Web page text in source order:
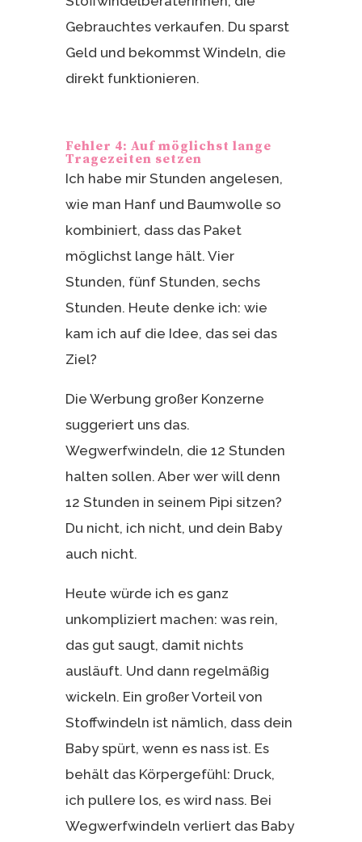
Gebrauchtes verkaufen. Du sparst
Geld und bekommst Windeln, die
direkt funktionieren.
Fehler 4: Auf möglichst lange
Tragezeiten setzen
Ich habe mir Stunden angelesen,
wie man Hanf und Baumwolle so
kombiniert, dass das Paket
möglichst lange hält. Vier
Stunden, fünf Stunden, sechs
Stunden. Heute denke ich: wie
kam ich auf die Idee, das sei das
Ziel?
Die Werbung großer Konzerne
suggeriert uns das.
Wegwerfwindeln, die 12 Stunden
halten sollen. Aber wer will denn
12 Stunden in seinem Pipi sitzen?
Du nicht, ich nicht, und dein Baby
auch nicht.
Heute würde ich es ganz
unkompliziert machen: was rein,
das gut saugt, damit nichts
ausläuft. Und dann regelmäßig
wickeln. Ein großer Vorteil von
Stoffwindeln ist nämlich, dass dein
Baby spürt, wenn es nass ist. Es
behält das Körpergefühl: Druck,
ich pullere los, es wird nass. Bei
Wegwerfwindeln verliert das Baby